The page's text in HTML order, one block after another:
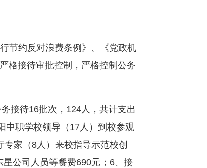
节约反对浪费条例》、《党政机
格接待审批控制，严格控制公务
接待16批次，124人，共计支出
中职学校领导（17人）到校参观
家（8人）来校指导示范校创
公司人员等餐费690元；6、接